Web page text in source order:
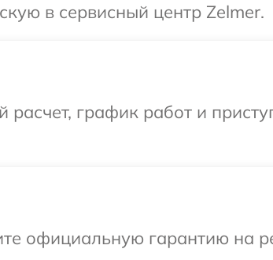
в сервисный центр Zelmer.
график работ и
официальную гарантию на